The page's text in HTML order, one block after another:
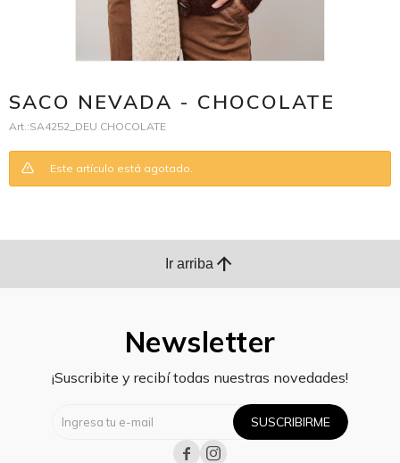
SACO NEVADA - CHOCOLATE
SA4252_DEU CHOCOLATE
Este artículo está agotado.
Ir arriba arrow_upward
Newsletter
¡Suscribite y recibí todas nuestras novedades!
SUSCRIBIRME
 